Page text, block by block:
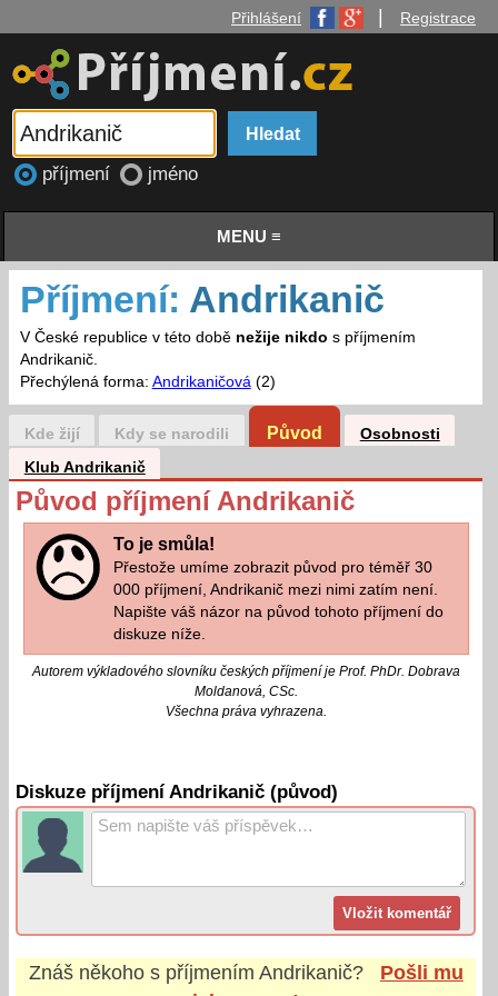
Přihlášení Registrace
příjmení jméno
MENU ≡
Příjmení: Andrikanič
V České republice v této době nežije nikdo s příjmením
Andrikanič.
Přechýlená forma: Andrikaničová(2)
Kde žijí Kdy se narodili Původ
Osobnosti
Klub Andrikanič
Původ příjmení Andrikanič
To je smůla!
Přestože umíme zobrazit původ pro téměř 30
000 příjmení, Andrikanič mezi nimi zatím není.
Napište váš názor na původ tohoto příjmení do
diskuze níže.
Autorem výkladového slovníku českých příjmení je Prof. PhDr. Dobrava
Moldanová, CSc.
Všechna práva vyhrazena.
Diskuze příjmení Andrikanič (původ)
Znáš někoho s příjmením Andrikanič?
Pošli mu